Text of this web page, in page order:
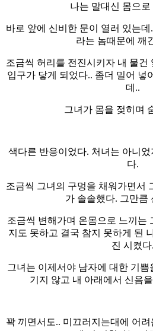
나는 말대신 몸으로
바로 앞에 신비한 문이 열러 있는데
라는 놈때문에 깨
조금씩 허리를 전진시키자 내 물건
입구가 닿게 되었다.. 좀더 밀어 넣
데..
그녀가 몸을 젖히며
색다른 반응이었다. 처녀는 아니
다.
조금씩 그녀의 구멍을 채워가면서
가 솔솔했다. 그만큼
조금씩 변해가며 온몸으로 느끼는
지도 못하고 결국 참지 못하게 된
진 시켰다.
그녀는 이제서야 남자에 대한 기
기지 않고 내 아래에서 신음
꽉 끼면서도.. 미끄러지는대에 어